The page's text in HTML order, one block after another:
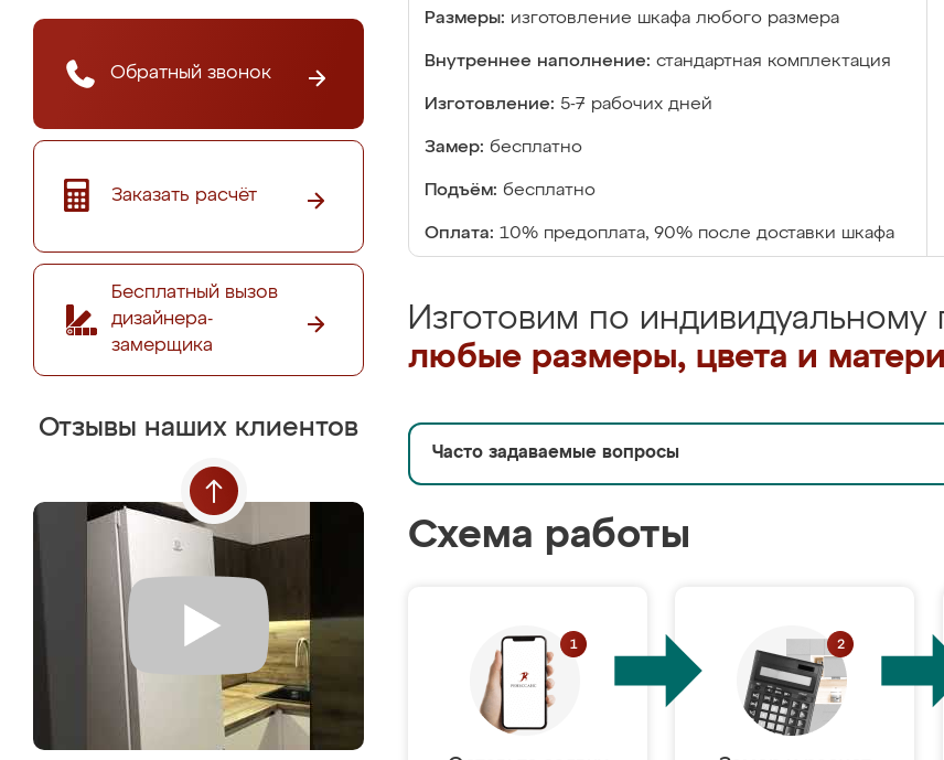
Обратный звонок
Заказать расчёт
Бесплатный вызов
дизайнера-
замерщика
Отзывы наших клиентов
Размеры: изготовление шкафа любого размера
Внутреннее наполнение: стандартная комплектация
Изготовление: 5-7 рабочих дней
Замер: бесплатно
Подъём: бесплатно
Оплата: 10% предоплата, 90% после доставки шкафа
Изготовим по индивидуальному
любые размеры, цвета и
Часто задаваемые вопросы
Схема работы